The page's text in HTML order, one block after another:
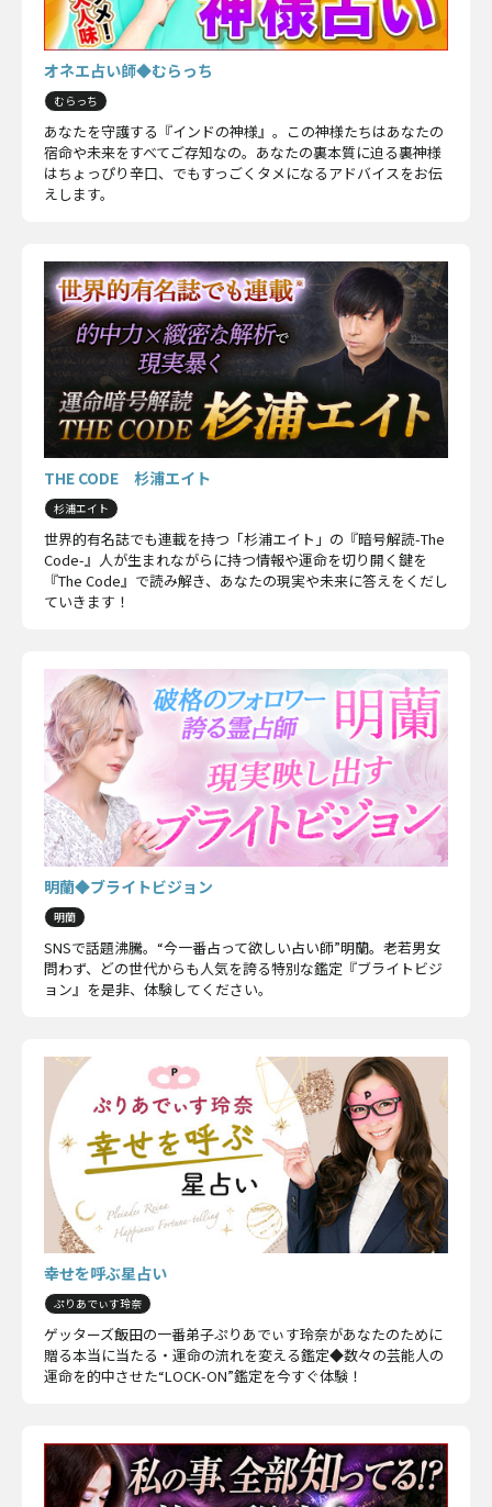
オネエ占い師◆むらっち
むらっち
あなたを守護する『インドの神様』。この神様たちはあなたの
宿命や未来をすべてご存知なの。あなたの裏本質に迫る裏神様
はちょっぴり辛口、でもすっごくタメになるアドバイスをお伝
えします。
THE CODE 杉浦エイト
杉浦エイト
世界的有名誌でも連載を持つ「杉浦エイト」の『暗号解読-The
Code-』人が生まれながらに持つ情報や運命を切り開く鍵を
『The Code』で読み解き、あなたの現実や未来に答えをくだし
ていきます！
明蘭◆ブライトビジョン
明蘭
SNSで話題沸騰。“今一番占って欲しい占い師”明蘭。老若男女
問わず、どの世代からも人気を誇る特別な鑑定『ブライトビジ
ョン』を是非、体験してください。
幸せを呼ぶ星占い
ぷりあでぃす玲奈
ゲッターズ飯田の一番弟子ぷりあでぃす玲奈があなたのために
贈る本当に当たる・運命の流れを変える鑑定◆数々の芸能人の
運命を的中させた“LOCK-ON”鑑定を今すぐ体験！